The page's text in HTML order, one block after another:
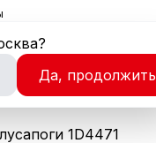
?
Да, продолжить